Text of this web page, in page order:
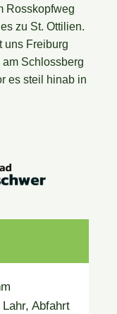
Rosskopfweg
zu St. Ottilien.
uns Freiburg
Schlossberg
es steil hinab in
Abfahrt